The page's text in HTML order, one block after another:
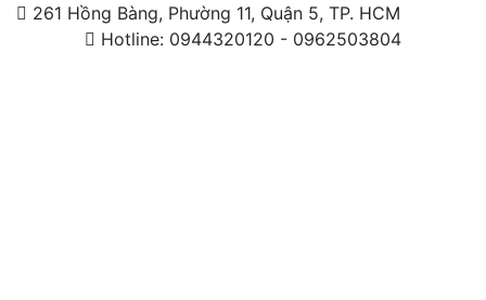
261 Hồng Bàng, Phường 11, Quận 5, TP. HCM
Hotline: 0944320120 - 0962503804